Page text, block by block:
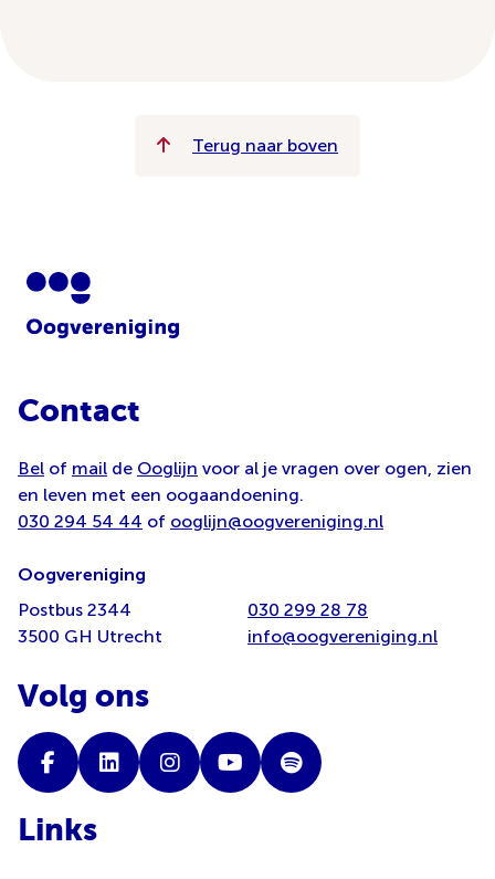
Terug naar boven
Contact
Bel of mail de Ooglijn voor al je vragen over ogen, zien
en leven met een oogaandoening.
030 294 54 44 of ooglijn@oogvereniging.nl
Oogvereniging
Postbus 2344
3500 GH Utrecht
030 299 28 78
info@oogvereniging.nl
Volg ons
Links